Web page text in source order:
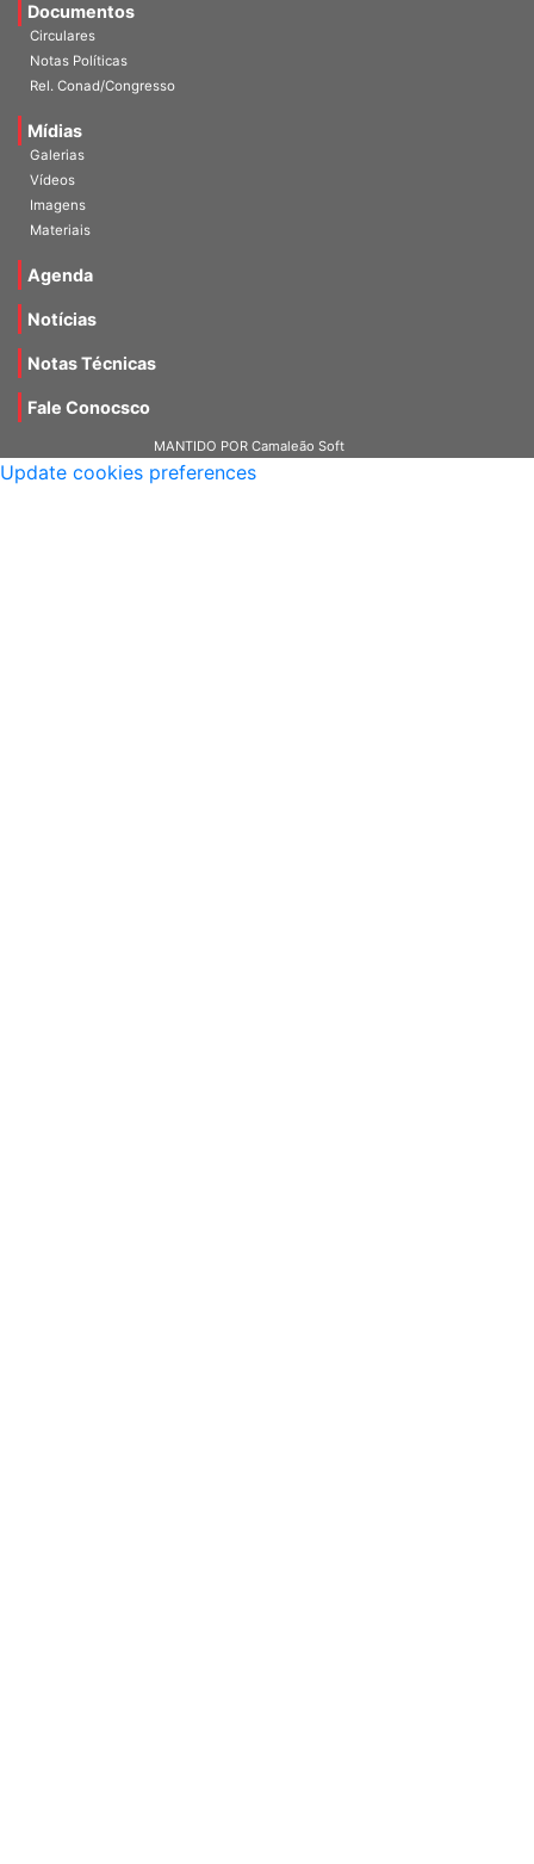
Documentos
Circulares
Notas Políticas
Rel. Conad/Congresso
Mídias
Galerias
Vídeos
Imagens
Materiais
Agenda
Notícias
Notas Técnicas
Fale Conocsco
MANTIDO POR Camaleão Soft
Update cookies preferences